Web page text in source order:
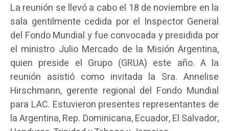
La reunión se llevó a cabo el 18 de noviembre en la
sala gentilmente cedida por el Inspector General
del Fondo Mundial y fue convocada y presidida por
el ministro Julio Mercado de la Misión Argentina,
quien preside el Grupo (GRUA) este año. A la
reunión asistió como invitada la Sra. Annelise
Hirschmann, gerente regional del Fondo Mundial
para LAC. Estuvieron presentes representantes de
la Argentina, Rep. Dominicana, Ecuador, El Salvador,